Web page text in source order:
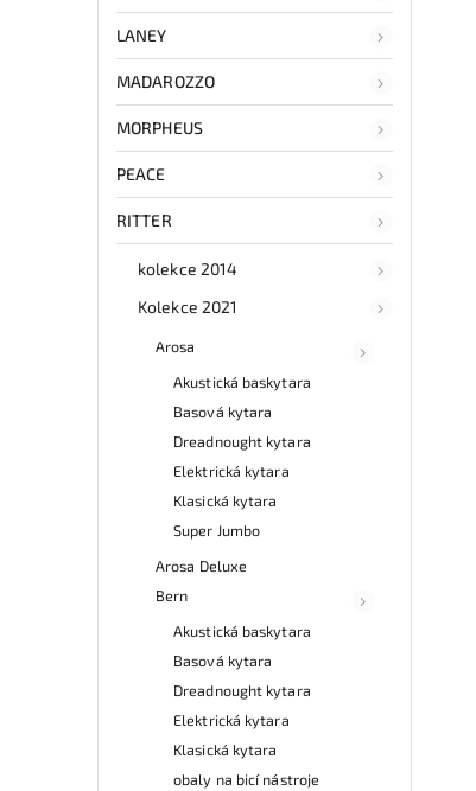
LANEY
MADAROZZO
MORPHEUS
PEACE
RITTER
kolekce 2014
Kolekce 2021
Arosa
Akustická baskytara
Basová kytara
Dreadnought kytara
Elektrická kytara
Klasická kytara
Super Jumbo
Arosa Deluxe
Bern
Akustická baskytara
Basová kytara
Dreadnought kytara
Elektrická kytara
Klasická kytara
obaly na bicí nástroje